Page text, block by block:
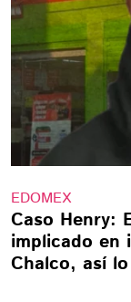
EDOMEX
Caso Henry:
implicado en
Chalco, así